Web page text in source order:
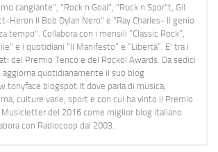
cangiante", "Rock n Goal", "Rock n Spor"t, Gil
Heron Il Bob Dylan Nero" e "Ray Charles- Il genio
tempo". Collabora con i mensili “Classic Rock”,
e i quotidiani “Il Manifesto” e “Libertà”. E' tra i
del Premio Tenco e del Rockol Awards. Da sedici
aggiorna quotidianamente il suo blog
dove parla di musica,
culture varie, sport e con cui ha vinto il Premio
del 2016 come miglior blog italiano.
con Radiocoop dal 2003.